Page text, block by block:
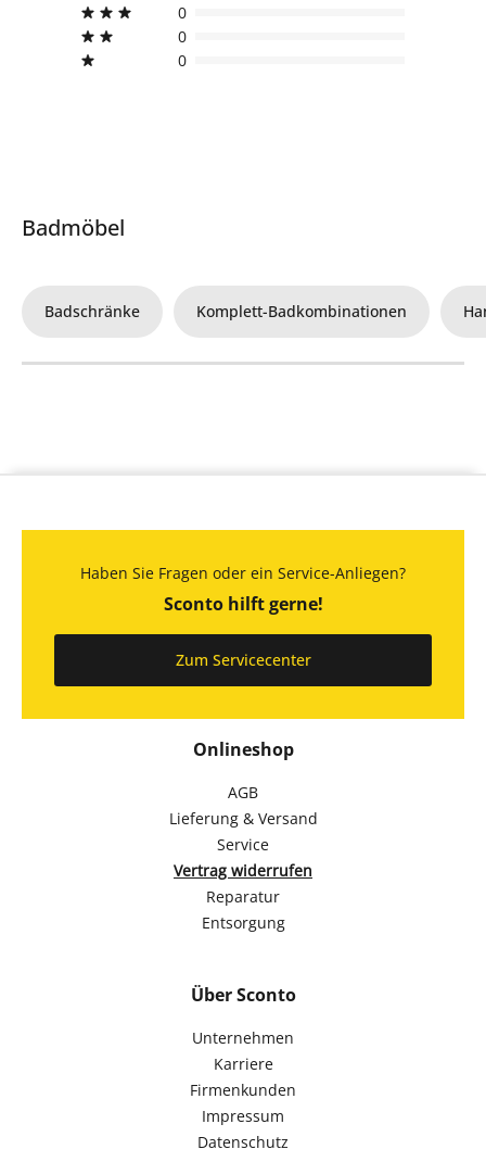
0
0
0
Badmöbel
Badschränke Komplett-Badkombinationen
Onlineshop
AGB
Lieferung & Versand
Service
Vertrag widerrufen
Reparatur
Entsorgung
Über Sconto
Unternehmen
Karriere
Firmenkunden
Impressum
Datenschutz
Haben Sie Fragen oder ein Service-Anliegen?
Sconto hilft gerne!
Zum Servicecenter